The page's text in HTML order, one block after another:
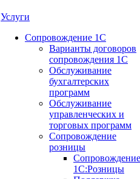
Услуги
Сопровождение 1С
Варианты договоров
сопровождения 1С
Обслуживание
бухгалтерских
программ
Обслуживание
управленческих и
торговых программ
Сопровождение
розницы
Сопровождение
1С:Розницы